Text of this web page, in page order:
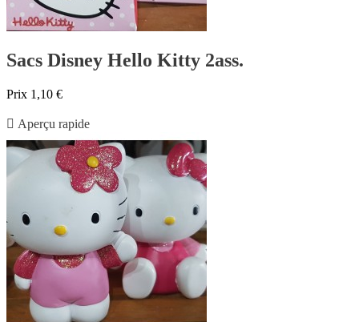
Sacs Disney Hello Kitty 2ass.
Prix 1,10 €
 Aperçu rapide